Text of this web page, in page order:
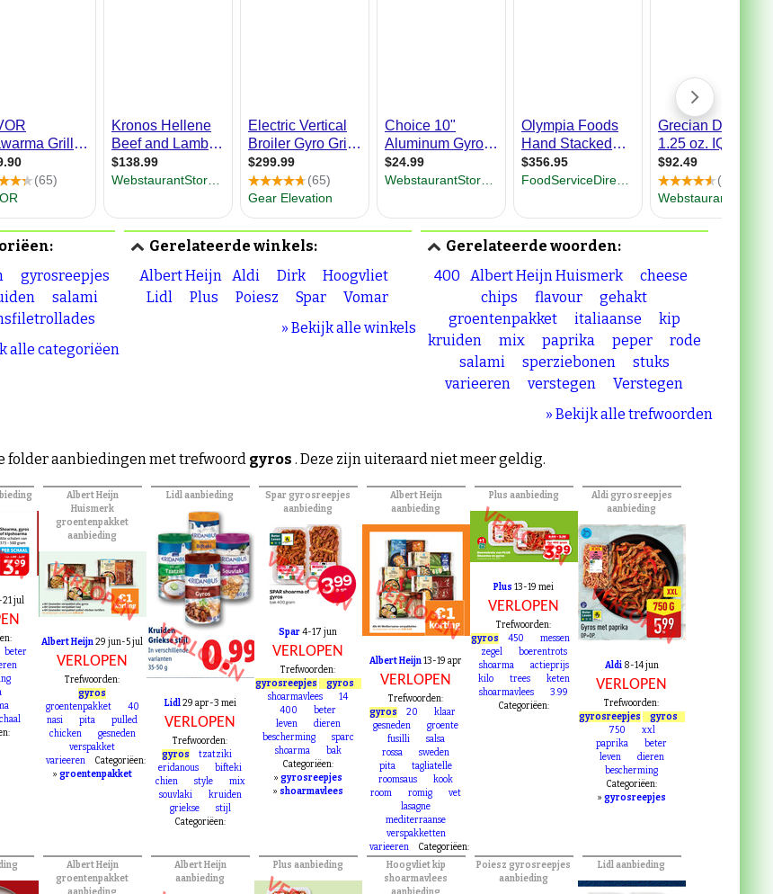
gyrosreepjes
salami
Gerelateerde winkels:
Albert Heijn
Aldi Dirk
Hoogvliet
Spar
Vomar
Gerelateerde woorden:
Albert Heijn Huismerk
cheese
chips
flavour
gehakt
groentenpakket
italiaanse
kip
kruiden
mix paprika peper
salami
sperziebonen
stuks
verstegen
Verstegen
jul
Albert Heijn
Huismerk
groentenpakket
aanbieding
VERLOPEN
Albert Heijn29 jun-5 jul
VERLOPEN
Trefwoorden:
gyros
groentenpakket
pulled
chicken
gesneden
verspakket
varieeren
Categoriëen:
Lidl aanbieding
VERLOPEN
Lidl29 apr-3 mei
VERLOPEN
Trefwoorden:
gyros
tzatziki
eridanous
bifteki
mix
souvlaki
kruiden
griekse
Spar gyrosreepjes
aanbieding
VERLOPEN
Spar4-17 jun
VERLOPEN
Trefwoorden:
gyrosreepjes
shoarmavlees
400
leven
dieren
bescherming
shoarma
bak
Categoriëen:
Albert Heijn
aanbieding
VERLOPEN
Albert Heijn13-19 apr
VERLOPEN
Trefwoorden:
gyros
20
klaar
groente
fusilli
salsa
sweden
tagliatelle
roomsaus
romig
lasagne
mediterraanse
verspakketten
varieeren
Categoriëen:
Plus aanbieding
VERLOPEN
Plus13-19 mei
VERLOPEN
Trefwoorden:
gyros
messen
zegel
boerentrots
shoarma
actieprijs
trees
shoarmavlees
Aldi gyrosreepjes
aanbieding
VERLOPEN
Aldi8-14 jun
VERLOPEN
Trefwoorden:
gyrosreepjes
gyros
750
xxl
paprika
beter
leven
dieren
bescherming
Categoriëen:
Albert Heijn
Albert Heijn
Plus aanbieding
Hoogvliet kip
Poiesz gyrosreepjes
Lidl aanbieding